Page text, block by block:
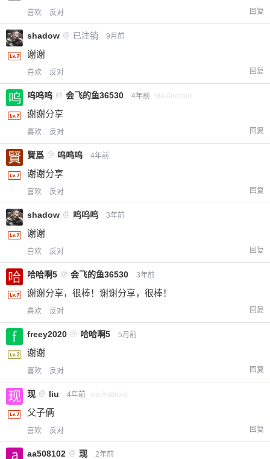
喜欢 反对 回复
shadow @ 已注销 9月前
谢谢
喜欢 反对 回复
呜呜呜 @ 会飞的鱼36530 4年前 via Android
谢谢分享
喜欢 反对 回复
賢爲 @ 呜呜呜 4年前
谢谢分享
喜欢 反对 回复
shadow @ 呜呜呜 3年前
谢谢
喜欢 反对 回复
哈哈啊5 @ 会飞的鱼36530 3年前
谢谢分享，很棒！谢谢分享，很棒！
喜欢 反对 回复
freey2020 @ 哈哈啊5 5月前
谢谢
喜欢 反对 回复
现 @ liu 4年前 via Android
父子俩
喜欢 反对 回复
aa508102 @ 现 2年前